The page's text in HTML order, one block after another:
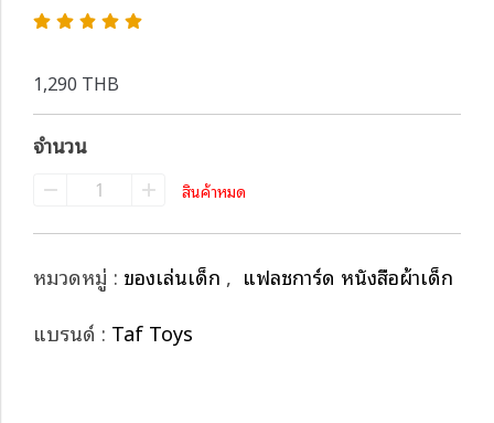
1,290 THB
จำนวน
สินค้าหมด
หมวดหมู่ : ของเล่นเด็ก , แฟลชการ์ด หนังสือผ้าเด็ก
แบรนด์ : Taf Toys